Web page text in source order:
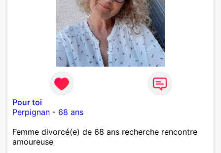
Pour toi
Perpignan - 68 ans
Femme divorcé(e) de 68 ans recherche rencontre
amoureuse